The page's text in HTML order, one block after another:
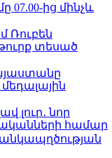
07.00-ից մինչև
Ռուբեն
տեսած
լուր․ նոր
համար